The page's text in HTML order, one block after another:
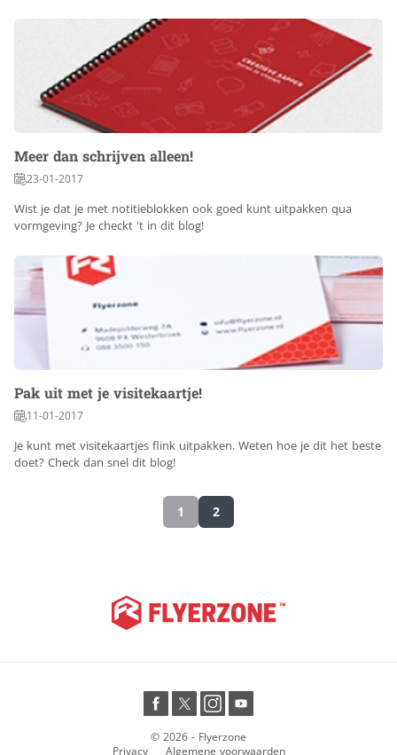
Meer dan schrijven alleen!
23-01-2017
Wist je dat je met notitieblokken ook goed kunt uitpakken qua
vormgeving? Je checkt 't in dit blog!
Pak uit met je visitekaartje!
11-01-2017
Je kunt met visitekaartjes flink uitpakken. Weten hoe je dit het beste
doet? Check dan snel dit blog!
1 2
© 2026 - Flyerzone
Privacy
Algemene voorwaarden